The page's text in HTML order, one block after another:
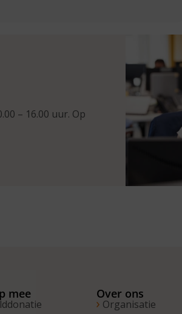
– 16.00 uur. Op
mee Over ons
Organisatie